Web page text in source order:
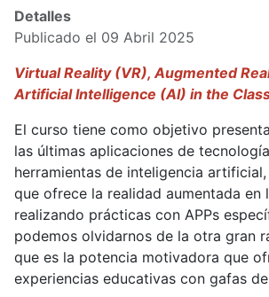
Detalles
Publicado el 09 Abril 2025
Virtual Reality (VR), Augmented
Artificial Intelligence (AI) in the
El curso tiene como objetivo
las últimas aplicaciones de
herramientas de inteligencia
que ofrece la realidad aumentada en
realizando prácticas con APPs
podemos olvidarnos de la otra gran
que es la potencia motivadora que
experiencias educativas con gafas